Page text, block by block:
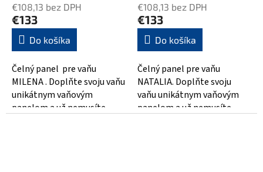
€108,13 bez DPH
€133
Do košíka
Čelný panel pre vaňu
MILENA . Doplňte svoju vaňu
unikátnym vaňovým
panelom a už nemusíte
€108,13 bez DPH
€133
Do košíka
Čelný panel pre vaňu
NATALIA. Doplňte svoju
vaňu unikátnym vaňovým
panelom a už nemusíte